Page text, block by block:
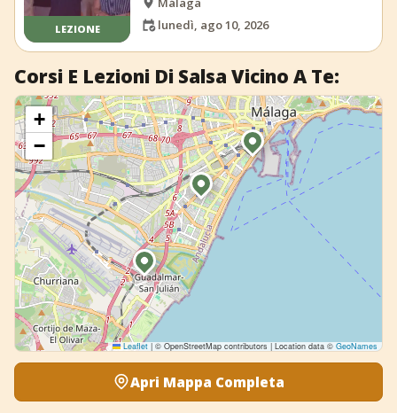
LEZIONE
lunedì, ago 10, 2026
Corsi E Lezioni Di Salsa Vicino A Te:
+
−
Leaflet | © OpenStreetMap contributors | Location data © GeoNames
Apri Mappa Completa